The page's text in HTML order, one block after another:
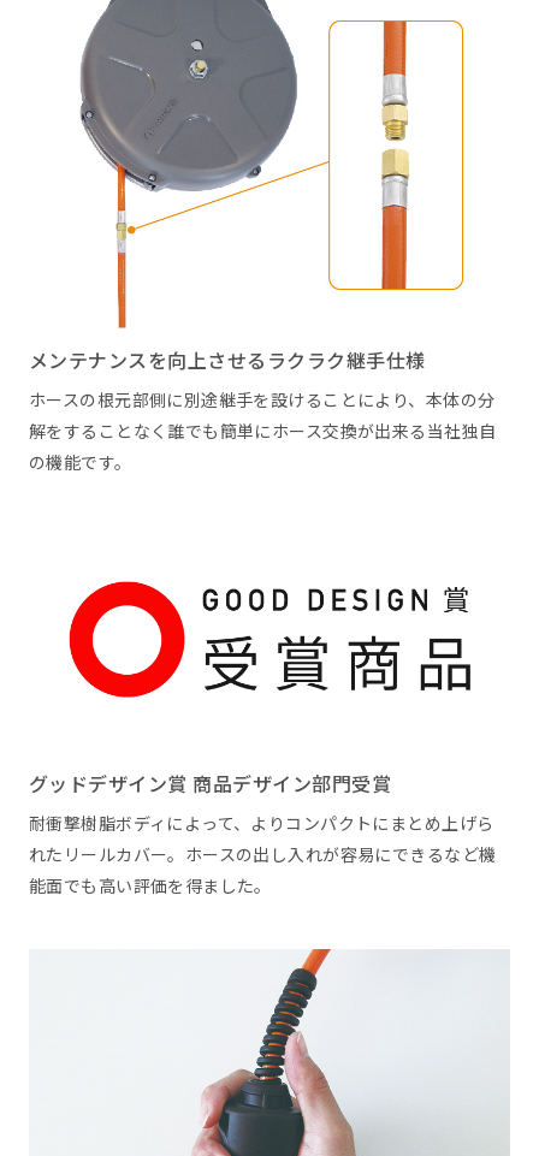
メンテナンスを向上させるラクラク継手仕様
ホースの根元部側に別途継手を設けることにより、本体の分
解をすることなく誰でも簡単にホース交換が出来る当社独自
の機能です。
グッドデザイン賞 商品デザイン部門受賞
耐衝撃樹脂ボディによって、よりコンパクトにまとめ上げら
れたリールカバー。ホースの出し入れが容易にできるなど機
能面でも高い評価を得ました。